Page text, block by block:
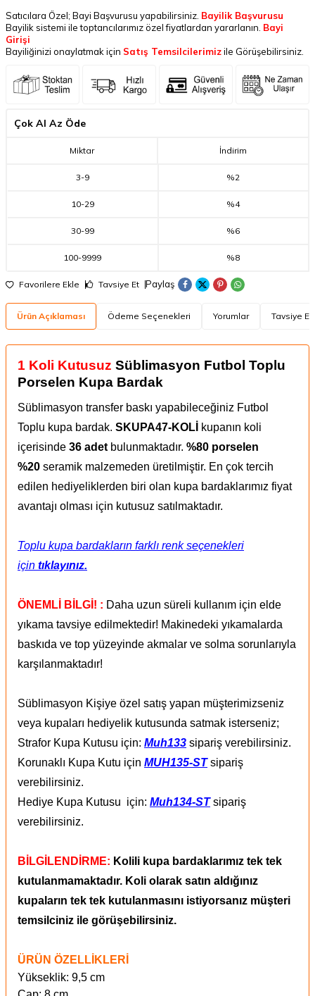
Satıcılara Özel; Bayi Başvurusu yapabilirsiniz. Bayilik Başvurusu
Bayilik sistemi ile toptancılarımız özel fiyatlardan yararlanın. Bayi
Girişi
Bayiliğinizi onaylatmak için Satış Temsilcilerimizile Görüşebilirsiniz.
Çok Al Az Öde
Miktar İndirim
3-9 %2
10-29 %4
30-99 %6
100-9999 %8
Favorilere Ekle Tavsiye Et Paylaş
Ürün Açıklaması Ödeme Seçenekleri Yorumlar Tavsiye Et
1 Koli Kutusuz Süblimasyon Futbol Toplu
Porselen Kupa Bardak
Süblimasyon transfer baskı yapabileceğiniz Futbol
Toplu kupa bardak. SKUPA47-KOLİ kupanın koli
içerisinde 36 adet bulunmaktadır. %80 porselen
%20 seramik malzemeden üretilmiştir. En çok tercih
edilen hediyeliklerden biri olan kupa bardaklarımız fiyat
avantajı olması için kutusuz satılmaktadır.
Toplu kupa bardakların farklı renk seçenekleri
için tıklayınız.
ÖNEMLİ BİLGİ! : Daha uzun süreli kullanım için elde
yıkama tavsiye edilmektedir! Makinedeki yıkamalarda
baskıda ve top yüzeyinde akmalar ve solma sorunlarıyla
karşılanmaktadır!
Süblimasyon Kişiye özel satış yapan müşterimizseniz
veya kupaları hediyelik kutusunda satmak isterseniz;
Strafor Kupa Kutusu için: Muh133 sipariş verebilirsiniz.
Korunaklı Kupa Kutu için MUH135-ST sipariş
verebilirsiniz.
Hediye Kupa Kutusu için: Muh134-ST sipariş
verebilirsiniz.
BİLGİLENDİRME: Kolili kupa bardaklarımız tek tek
kutulanmamaktadır. Koli olarak satın aldığınız
kupaların tek tek kutulanmasını istiyorsanız müşteri
temsilciniz ile görüşebilirsiniz.
ÜRÜN ÖZELLİKLERİ
Yükseklik: 9,5 cm